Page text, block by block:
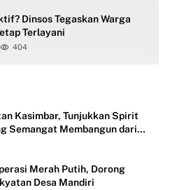
Dinsos Tegaskan Warga
Terlayani
404
Kasimbar, Tunjukkan Spirit
Semangat Membangun dari
Merah Putih, Dorong
Desa Mandiri